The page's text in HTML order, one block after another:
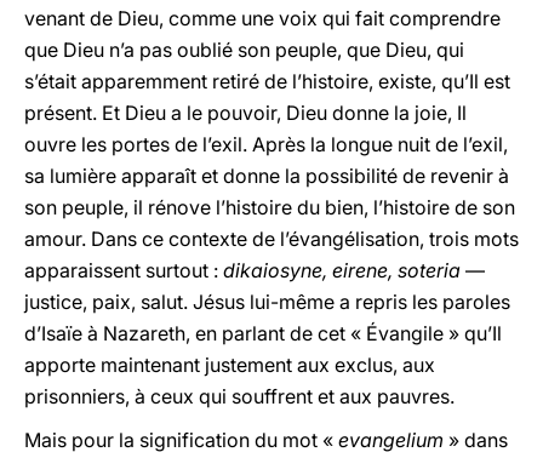
venant de Dieu, comme une voix qui fait comprendre
que Dieu n’a pas oublié son peuple, que Dieu, qui
s’était apparemment retiré de l’histoire, existe, qu’Il est
présent. Et Dieu a le pouvoir, Dieu donne la joie, Il
ouvre les portes de l’exil. Après la longue nuit de l’exil,
sa lumière apparaît et donne la possibilité de revenir à
son peuple, il rénove l’histoire du bien, l’histoire de son
amour. Dans ce contexte de l’évangélisation, trois mots
apparaissent surtout : dikaiosyne, eirene, soteria —
justice, paix, salut. Jésus lui-même a repris les paroles
d’Isaïe à Nazareth, en parlant de cet « Évangile » qu’Il
apporte maintenant justement aux exclus, aux
prisonniers, à ceux qui souffrent et aux pauvres.
Mais pour la signification du mot « evangelium » dans